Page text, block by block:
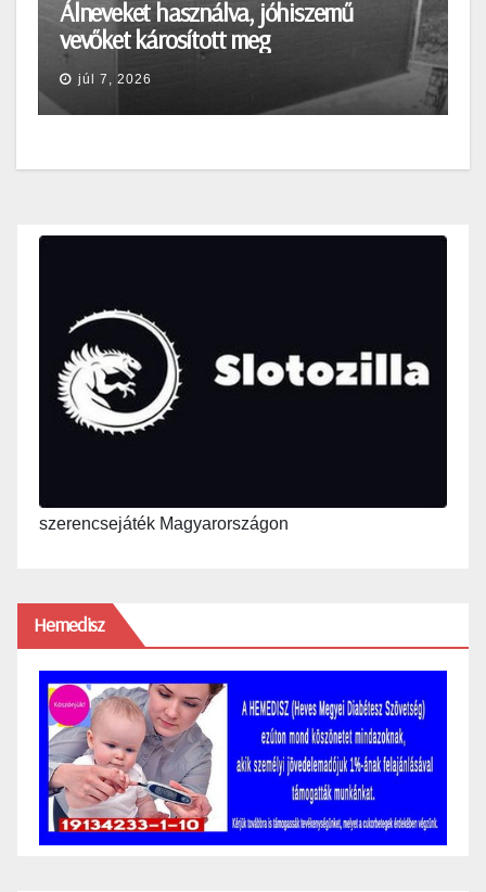
Álneveket használva, jóhiszemű
vevőket károsított meg
júl 7, 2026
szerencsejáték Magyarországon
Hemedisz